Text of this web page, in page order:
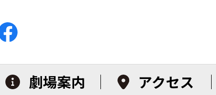
劇場案内 アクセス